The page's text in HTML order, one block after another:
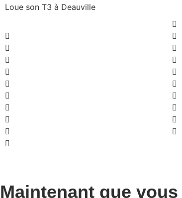
Loue son T3 à Deauville
Maintenant que